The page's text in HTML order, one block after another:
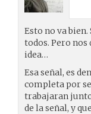
Esto no va
todos. Pero
idea…
Esa señal, es
completa por
trabajaran
de la señal, y